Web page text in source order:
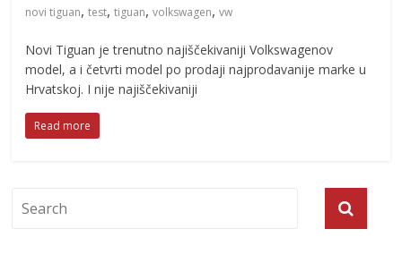
novi tiguan,test,tiguan,volkswagen,vw
Novi Tiguan je trenutno najiščekivaniji Volkswagenov
model, a i četvrti model po prodaji najprodavanije marke u
Hrvatskoj. I nije najiščekivaniji
Read more